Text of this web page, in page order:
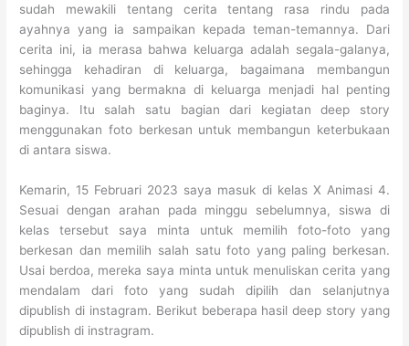
sudah mewakili tentang cerita tentang rasa rindu pada
ayahnya yang ia sampaikan kepada teman-temannya. Dari
cerita ini, ia merasa bahwa keluarga adalah segala-galanya,
sehingga kehadiran di keluarga, bagaimana membangun
komunikasi yang bermakna di keluarga menjadi hal penting
baginya. Itu salah satu bagian dari kegiatan deep story
menggunakan foto berkesan untuk membangun keterbukaan
di antara siswa.
Kemarin, 15 Februari 2023 saya masuk di kelas X Animasi 4.
Sesuai dengan arahan pada minggu sebelumnya, siswa di
kelas tersebut saya minta untuk memilih foto-foto yang
berkesan dan memilih salah satu foto yang paling berkesan.
Usai berdoa, mereka saya minta untuk menuliskan cerita yang
mendalam dari foto yang sudah dipilih dan selanjutnya
dipublish di instagram. Berikut beberapa hasil deep story yang
dipublish di instragram.